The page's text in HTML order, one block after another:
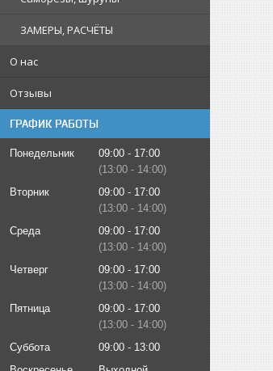
ЗАМЕРЫ, РАСЧЁТЫ
О нас
Отзывы
ГРАФИК РАБОТЫ
Понедельник 09:00
17:00
13:00
14:00
Вторник
09:00
17:00
13:00
14:00
Среда
09:00
17:00
13:00
14:00
Четверг
09:00
17:00
13:00
14:00
Пятница
09:00
17:00
13:00
14:00
Суббота
09:00
13:00